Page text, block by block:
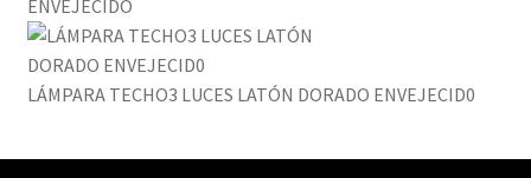
ENVEJECIDO
LÁMPARA TECHO3 LUCES LATÓN DORADO ENVEJECID0